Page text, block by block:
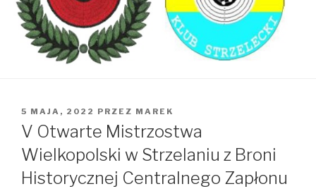
OPUBLIKOWANE
W
5 MAJA, 2022 PRZEZ MAREK
V Otwarte Mistrzostwa
Wielkopolski w Strzelaniu z Broni
Historycznej Centralnego Zapłonu